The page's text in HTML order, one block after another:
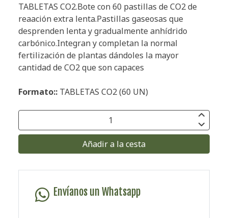
TABLETAS CO2.Bote con 60 pastillas de CO2 de
reaación extra lenta.Pastillas gaseosas que
desprenden lenta y gradualmente anhídrido
carbónico.Integran y completan la normal
fertilización de plantas dándoles la mayor
cantidad de CO2 que son capaces
Formato:: TABLETAS CO2 (60 UN)
Añadir a la cesta
Envíanos un Whatsapp